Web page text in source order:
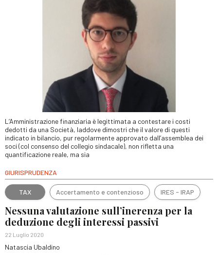
L’Amministrazione finanziaria è legittimata a contestare i costi
dedotti da una Società, laddove dimostri che il valore di questi
indicato in bilancio, pur regolarmente approvato dall’assemblea dei
soci (col consenso del collegio sindacale), non rifletta una
quantificazione reale, ma sia
GIURISPRUDENZA
TAX Accertamento e contenzioso IRES - IRAP
Nessuna valutazione sull’inerenza per la
deduzione degli interessi passivi
22 Luglio 2020
Natascia Ubaldino